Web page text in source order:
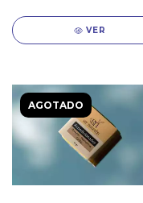
VER
AGOTADO